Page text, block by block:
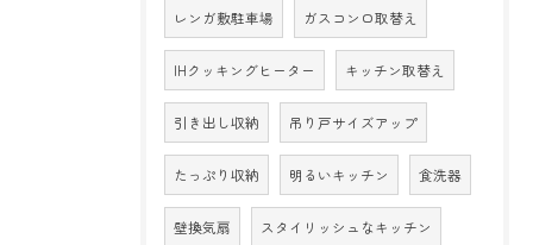
レンガ敷駐車場 ガスコンロ取替え
IHクッキングヒーター キッチン取替え
引き出し収納 吊り戸サイズアップ
たっぷり収納 明るいキッチン 食洗器
壁換気扇 スタイリッシュなキッチン